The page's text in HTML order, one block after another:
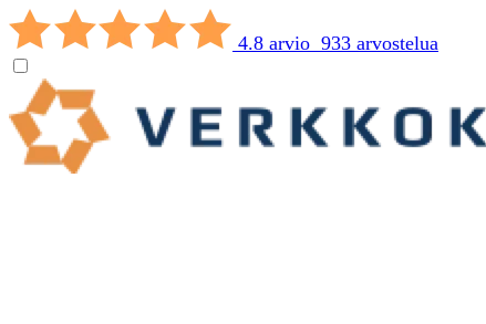
4.8 arvio 933 arvostelua